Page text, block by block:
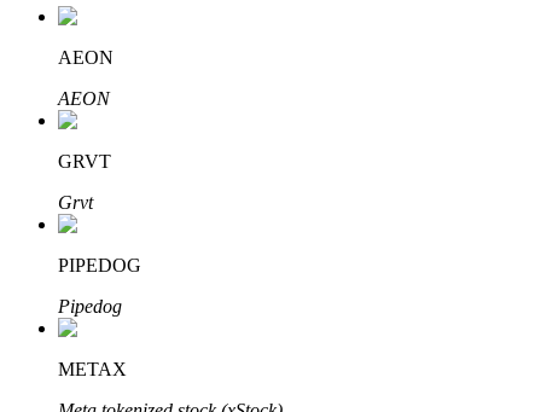
定投理财
享受活期理財及長期收益
AEON
AEON
GRVT
Grvt
PIPEDOG
Pipedog
METAX